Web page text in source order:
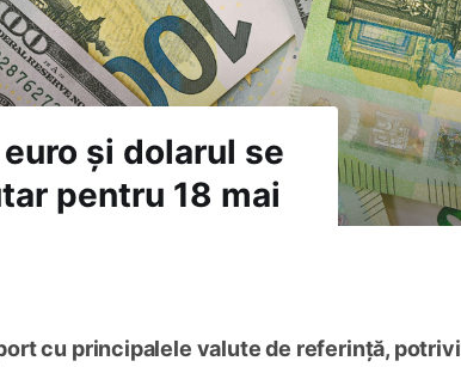
și dolarul se
pentru 18 mai
cu principalele valute de referință,